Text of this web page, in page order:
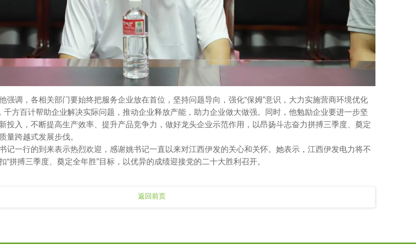
强调，各相关部门要始终把服务企业放在首位，坚持问题导向，强化“保姆”意识，大力实施营商环境优化
千方百计帮助企业解决实际问题，推动企业释放产能，助力企业做大做强。同时，他勉励企业要进一步坚
投入，不断提高生产效率、提升产品竞争力，做好龙头企业示范作用，以昂扬斗志奋力拼搏三季度、奠定
量跨越式发展步伐。
记一行的到来表示热烈欢迎，感谢姚书记一直以来对江西伊发的关心和关怀。她表示，江西伊发电力将不
“拼搏三季度、奠定全年胜”目标，以优异的成绩迎接党的二十大胜利召开。
返回前页